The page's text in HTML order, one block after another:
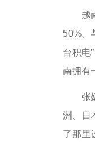
越南
50%。
台积电
南拥有
张婕(
洲、日
了那里